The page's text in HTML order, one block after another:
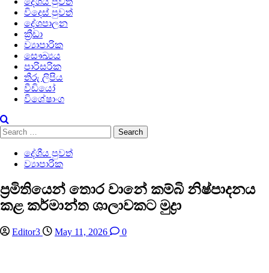
විදෙස් පුවත්
දේශපාලන
ක්‍රීඩා
ව්‍යාපාරික
සෞඛ්‍යය
පාරිසරික
තීරු ලිපිය
වීඩියෝ
විශේෂාංග
Search
for:
දේශීය පුවත්
ව්‍යාපාරික
ප්‍රමිතියෙන් තොර වානේ කම්බි නිෂ්පාදනය
කළ කර්මාන්ත ශාලාවකට මුද්‍රා
Editor3 May 11, 2026 0